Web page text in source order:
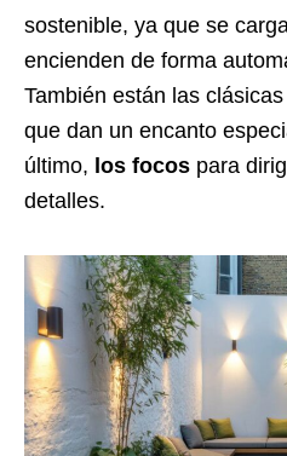
sostenible, ya que se
encienden de forma
También están las clásicas
que dan un encanto
último, los focos para
detalles.